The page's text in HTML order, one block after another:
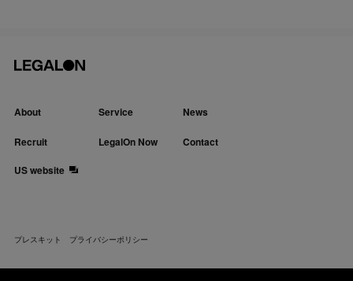
About Service News
Recruit LegalOn Now
Contact
US website
プレスキット プライバシーポリシー